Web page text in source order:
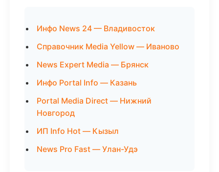
Инфо News 24 — Владивосток
Справочник Media Yellow — Иваново
News Expert Media — Брянск
Инфо Portal Info — Казань
Portal Media Direct — Нижний
Новгород
ИП Info Hot — Кызыл
News Pro Fast — Улан-Удэ